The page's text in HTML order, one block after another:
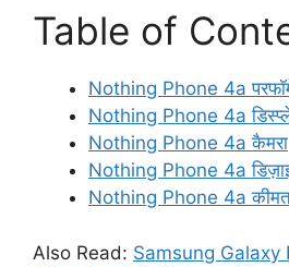
Table of
Nothing Phone 4a
Nothing Phone 4a
Nothing Phone 4a कैमरा
Nothing Phone 4a
Nothing Phone 4a
Also Read: Samsung Galaxy